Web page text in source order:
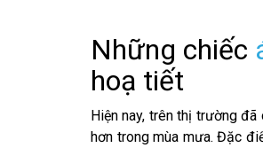
Những chiếc
hoạ tiết
Hiện nay, trên thị trường
hơn trong mùa mưa. Đặc